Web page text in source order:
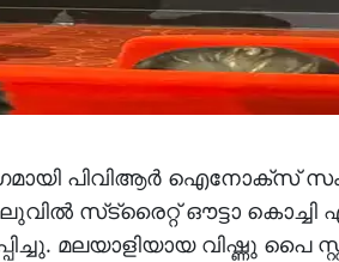
ഭാഗമായി പിവിആര്‍ ഐനോക്‌സ്
സ്‌ട്രൈറ്റ് ഔട്ടാ കൊച്ചി
മലയാളിയായ വിഷ്ണു പൈ